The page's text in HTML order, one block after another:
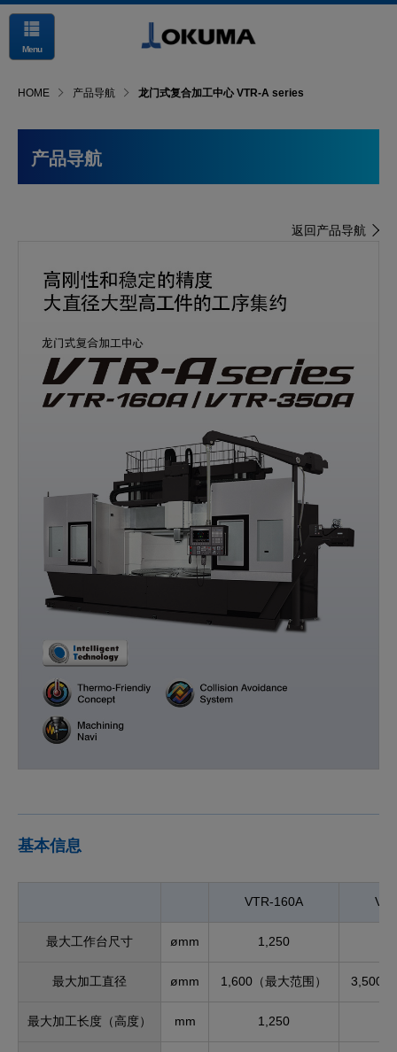
Menu
HOME 产品导航 龙门式复合加工中心 VTR-A series
产品导航
返回产品导航
基本信息
VTR-160A
最大工作台尺寸 ømm 1,250
最大加工直径 ømm 1,600（最大范围） 3,500
最大加工长度（高度） mm 1,250